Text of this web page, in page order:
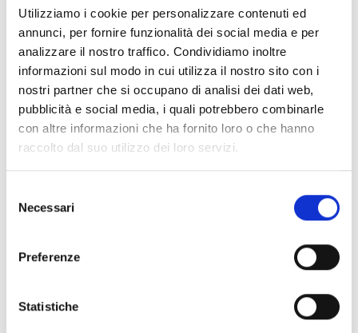
Utilizziamo i cookie per personalizzare contenuti ed
annunci, per fornire funzionalità dei social media e per
analizzare il nostro traffico. Condividiamo inoltre
informazioni sul modo in cui utilizza il nostro sito con i
nostri partner che si occupano di analisi dei dati web,
pubblicità e social media, i quali potrebbero combinarle
con altre informazioni che ha fornito loro o che hanno
raccolto dal suo utilizzo dei loro servizi.
delNecessari
Preferenze
Statistiche
Altri Atti e
informazioni
inerenti
forniture e
servizi
Altri Atti e informazioni
servizi
Contratti
Atti delle
Amministrazioni
Aggiudicatrici
distintamente per ogni
procedura - Profilo del
committente - Dlgs
Relazione